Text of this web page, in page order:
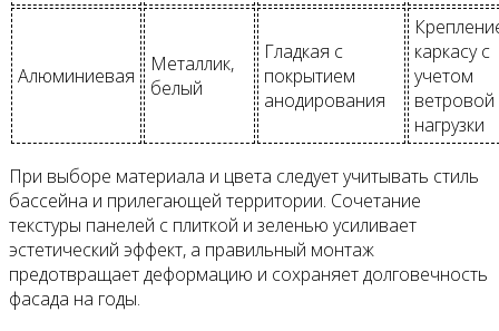
Алюминиевая
Металлик,
белый
Гладкая с
покрытием
анодирования
каркасу с
учетом
ветровой
нагрузки
При выборе материала и цвета следует учитывать стиль
бассейна и прилегающей территории. Сочетание
текстуры панелей с плиткой и зеленью усиливает
эстетический эффект, а правильный монтаж
предотвращает деформацию и сохраняет долговечность
фасада на годы.